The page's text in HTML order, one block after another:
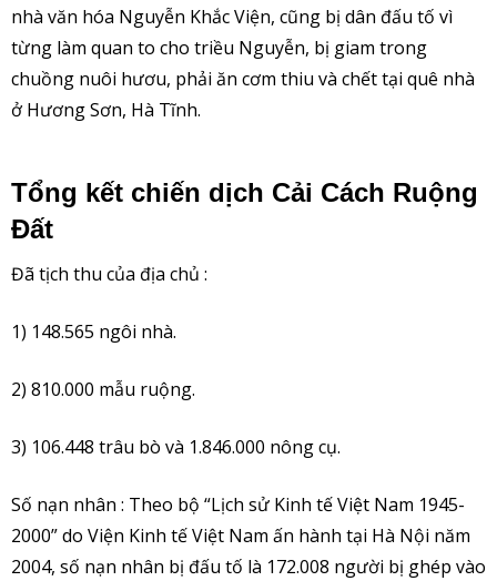
nhà văn hóa Nguyễn Khắc Viện, cũng bị dân đấu tố vì
từng làm quan to cho triều Nguyễn, bị giam trong
chuồng nuôi hươu, phải ăn cơm thiu và chết tại quê nhà
ở Hương Sơn, Hà Tĩnh.
Tổng kết chiến dịch Cải Cách Ruộng
Đất
Đã tịch thu của địa chủ :
1) 148.565 ngôi nhà.
2) 810.000 mẫu ruộng.
3) 106.448 trâu bò và 1.846.000 nông cụ.
Số nạn nhân : Theo bộ “Lịch sử Kinh tế Việt Nam 1945-
2000” do Viện Kinh tế Việt Nam ấn hành tại Hà Nội năm
2004, số nạn nhân bị đấu tố là 172.008 người bị ghép vào